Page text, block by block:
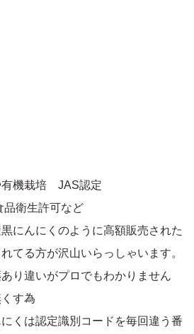
栽培 JAS認定
生許可など
にんにくのように高額販売された
てる方が沢山いらっしゃいます。
り違いがプロでもわかりません
す為
くは認定識別コードを毎回違う番